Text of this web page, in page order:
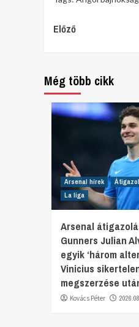
Continue
Előző
Még több cikk
Arsenal hírek
La liga
Arsenal
Gunners Julian
egyik ‘három
Vinicius
megszerzése
Kovács Péter